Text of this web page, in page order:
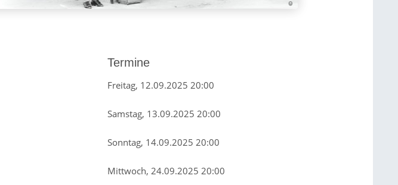
Termine
Freitag, 12.09.2025 20:00
Samstag, 13.09.2025 20:00
Sonntag, 14.09.2025 20:00
Mittwoch, 24.09.2025 20:00